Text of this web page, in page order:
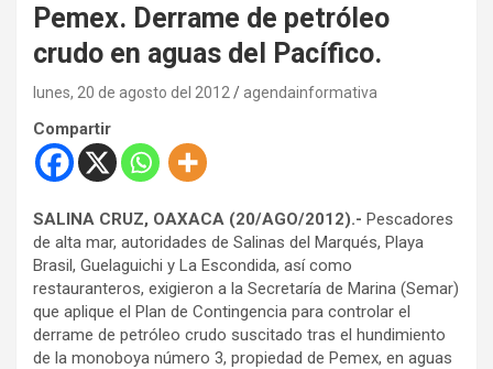
Pemex. Derrame de petróleo
crudo en aguas del Pacífico.
lunes, 20 de agosto del 2012 agendainformativa
Compartir
SALINA CRUZ, OAXACA (20/AGO/2012).- Pescadores
de alta mar, autoridades de Salinas del Marqués, Playa
Brasil, Guelaguichi y La Escondida, así como
restauranteros, exigieron a la Secretaría de Marina (Semar)
que aplique el Plan de Contingencia para controlar el
derrame de petróleo crudo suscitado tras el hundimiento
de la monoboya número 3, propiedad de Pemex, en aguas